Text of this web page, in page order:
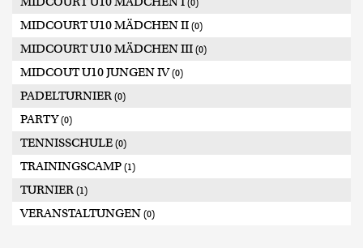
(0)
MIDCOURT U10 MÄDCHEN II (0)
MIDCOURT U10 MÄDCHEN III (0)
MIDCOUT U10 JUNGEN IV(0)
PADELTURNIER (0)
PARTY(0)
TENNISSCHULE (0)
TRAININGSCAMP (1)
TURNIER (1)
VERANSTALTUNGEN (0)